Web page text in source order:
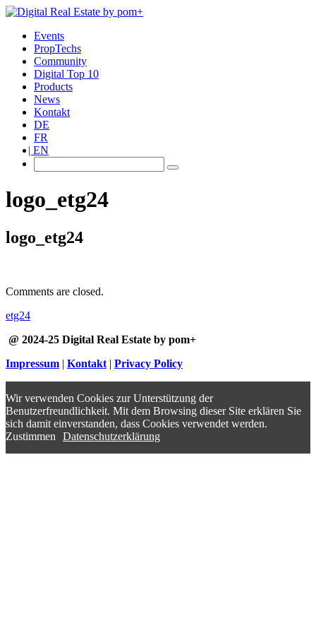
Events
PropTechs
Community
Digital Top 10
Products
News
Kontakt
DE
FR
EN
logo_etg24
logo_etg24
Comments are closed.
etg24
@ 2024-25 Digital Real Estate by pom+
Impressum | Kontakt | Privacy Policy
Wir verwenden Cookies zur Unterstützung der
Benutzerfreundlichkeit. Mit dem Browsing dieser Site erklären Sie
sich damit einverstanden, dass Cookies verwendet werden.
Zustimmen
Datenschutzerklärung